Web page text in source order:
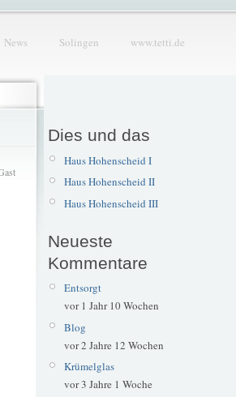
News Solingen www.tetti.de
Dies und das
Haus Hohenscheid I
Haus Hohenscheid II
Haus Hohenscheid III
Neueste
Kommentare
Entsorgt
vor 1 Jahr 10 Wochen
Blog
vor 2 Jahre 12 Wochen
Krümelglas
vor 3 Jahre 1 Woche